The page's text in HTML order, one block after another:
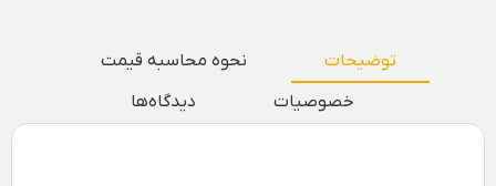
توضیحات
نحوه محاسبه قیمت
خصوصیات
دیدگاه‌ها